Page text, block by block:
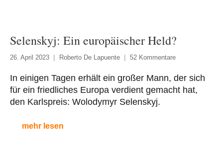
Selenskyj: Ein europäischer Held?
26. April 2023 Roberto De Lapuente 52 Kommentare
In einigen Tagen erhält ein großer Mann, der sich
für ein friedliches Europa verdient gemacht hat,
den Karlspreis: Wolodymyr Selenskyj.
mehr lesen